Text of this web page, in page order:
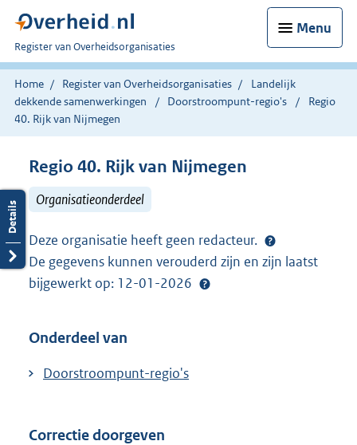
Menu
U
bent
nu
hier:
Register van Overheidsorganisaties
Home Register van Overheidsorganisaties
Landelijk
dekkende samenwerkingen
Doorstroompunt-regio's
Regio
40. Rijk van Nijmegen
Regio 40. Rijk van Nijmegen
Organisatieonderdeel
Deze organisatie heeft geen redacteur.
De gegevens kunnen verouderd zijn en zijn laatst
bijgewerkt op: 12-01-2026
Onderdeel van
Doorstroompunt-regio's
Correctie doorgeven